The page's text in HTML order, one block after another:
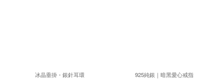
冰晶垂掛・銀針耳環 925純銀｜暗黑愛心戒指